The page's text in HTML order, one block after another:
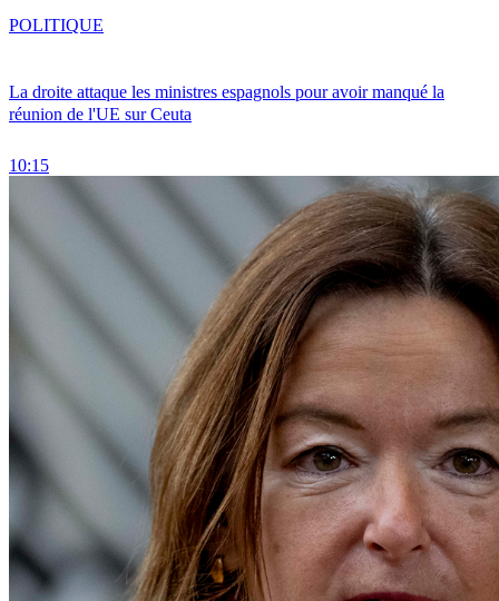
La droite attaque les ministres espagnols pour avoir manqué la
réunion de l'UE sur Ceuta
10:15
POLITIQUE